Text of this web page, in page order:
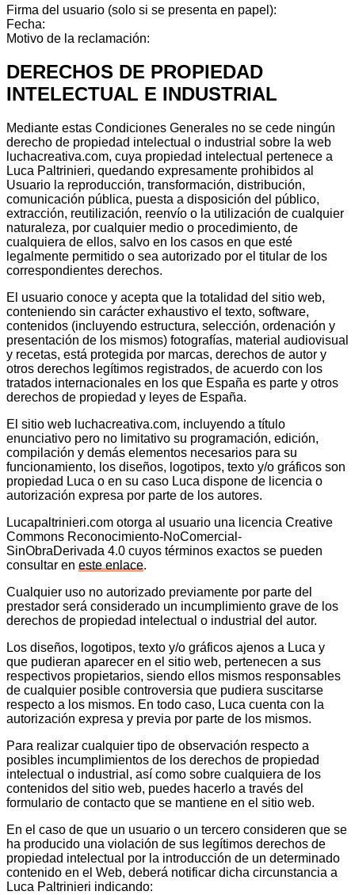
Firma del usuario (solo si se presenta en papel):
Fecha:
Motivo de la reclamación:
DERECHOS DE PROPIEDAD
INTELECTUAL E INDUSTRIAL
Mediante estas Condiciones Generales no se cede ningún
derecho de propiedad intelectual o industrial sobre la web
luchacreativa.com, cuya propiedad intelectual pertenece a
Luca Paltrinieri, quedando expresamente prohibidos al
Usuario la reproducción, transformación, distribución,
comunicación pública, puesta a disposición del público,
extracción, reutilización, reenvío o la utilización de cualquier
naturaleza, por cualquier medio o procedimiento, de
cualquiera de ellos, salvo en los casos en que esté
legalmente permitido o sea autorizado por el titular de los
correspondientes derechos.
El usuario conoce y acepta que la totalidad del sitio web,
conteniendo sin carácter exhaustivo el texto, software,
contenidos (incluyendo estructura, selección, ordenación y
presentación de los mismos) fotografías, material audiovisual
y recetas, está protegida por marcas, derechos de autor y
otros derechos legítimos registrados, de acuerdo con los
tratados internacionales en los que España es parte y otros
derechos de propiedad y leyes de España.
El sitio web luchacreativa.com, incluyendo a título
enunciativo pero no limitativo su programación, edición,
compilación y demás elementos necesarios para su
funcionamiento, los diseños, logotipos, texto y/o gráficos son
propiedad Luca o en su caso Luca dispone de licencia o
autorización expresa por parte de los autores.
Lucapaltrinieri.com otorga al usuario una licencia Creative
Commons Reconocimiento-NoComercial-
SinObraDerivada 4.0 cuyos términos exactos se pueden
consultar en este enlace.
Cualquier uso no autorizado previamente por parte del
prestador será considerado un incumplimiento grave de los
derechos de propiedad intelectual o industrial del autor.
Los diseños, logotipos, texto y/o gráficos ajenos a Luca y
que pudieran aparecer en el sitio web, pertenecen a sus
respectivos propietarios, siendo ellos mismos responsables
de cualquier posible controversia que pudiera suscitarse
respecto a los mismos. En todo caso, Luca cuenta con la
autorización expresa y previa por parte de los mismos.
Para realizar cualquier tipo de observación respecto a
posibles incumplimientos de los derechos de propiedad
intelectual o industrial, así como sobre cualquiera de los
contenidos del sitio web, puedes hacerlo a través del
formulario de contacto que se mantiene en el sitio web.
En el caso de que un usuario o un tercero consideren que se
ha producido una violación de sus legítimos derechos de
propiedad intelectual por la introducción de un determinado
contenido en el Web, deberá notificar dicha circunstancia a
Luca Paltrinieri indicando: